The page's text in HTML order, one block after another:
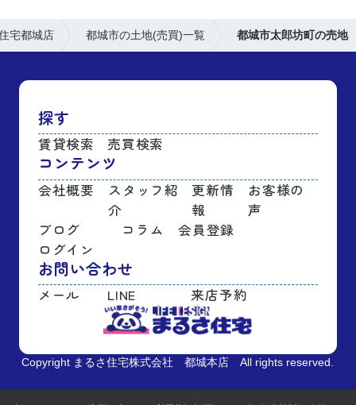
宅都城店 都城市の土地(売買)一覧 都城市太郎坊町の売地
探す
賃貸検索 売買検索
コンテンツ
会社概要
スタッフ紹
介
更新情
報
お客様の
声
ブログ
コラム
会員登録
ログイン
お問い合わせ
メール LINE 来店予約
Copyright まるさ住宅株式会社 都城本店 All rights reserved.